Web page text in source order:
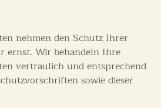
nehmen den Schutz Ihrer
ernst. Wir behandeln Ihre
vertraulich und entsprechend
sowie dieser